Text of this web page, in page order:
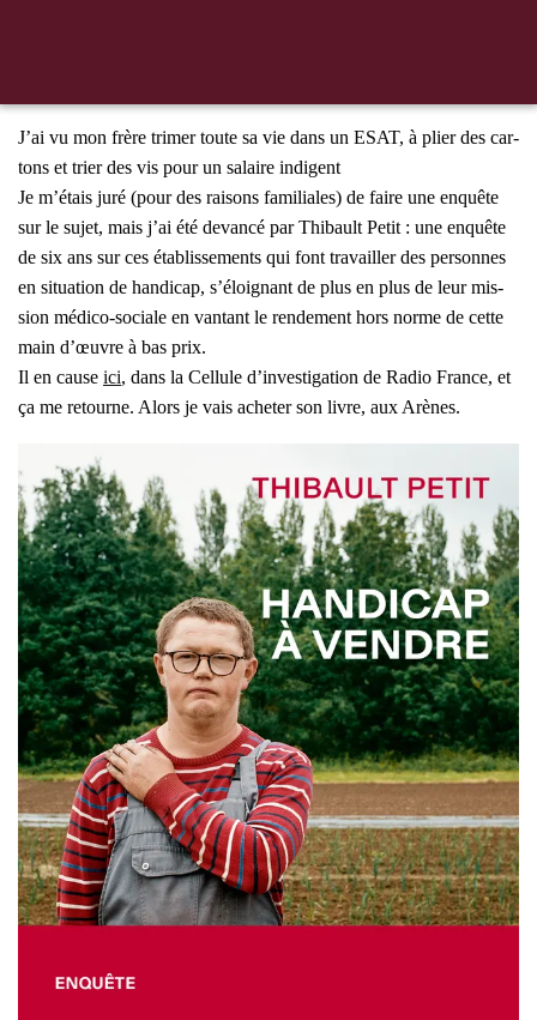
J’ai vu mon frère tri­mer toute sa vie dans un ESAT, à plier des car­
tons et trier des vis pour un salaire indi­gent
Je m’é­tais juré (pour des rai­sons fami­liales) de faire une enquête
sur le sujet, mais j’ai été devan­cé par Thi­bault Petit : une enquête
de six ans sur ces éta­blis­se­ments qui font tra­vailler des per­sonnes
en situa­tion de han­di­cap, s’éloignant de plus en plus de leur mis­
sion médi­co-sociale en van­tant le ren­de­ment hors norme de cette
main d’œuvre à bas prix.
Il en cause ici, dans la Cel­lule d’in­ves­ti­ga­tion de Radio France, et
ça me retourne. Alors je vais ache­ter son livre, aux Arènes.